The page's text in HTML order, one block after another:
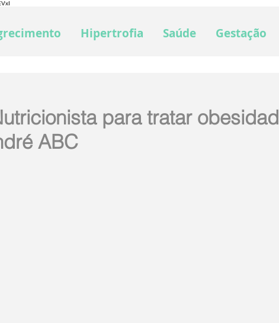
Hipertrofia Saúde Gestação
para tratar
ABC